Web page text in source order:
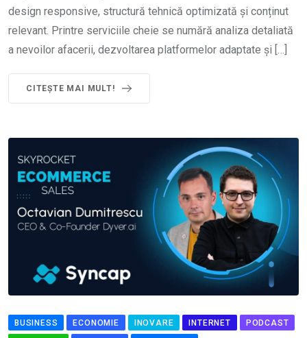
design responsive, structură tehnică optimizată și conținut
relevant. Printre serviciile cheie se numără analiza detaliată
a nevoilor afacerii, dezvoltarea platformelor adaptate și […]
CITEȘTE MAI MULT!
BUSINESS ECONOMIE INOVARE INTERNET
PODCAST